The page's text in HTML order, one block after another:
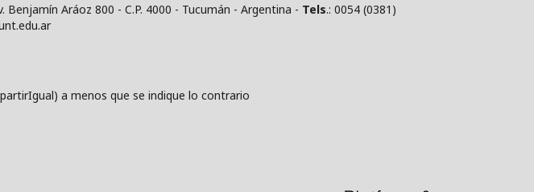
Benjamín Aráoz 800 - C.P. 4000 - Tucumán - Argentina - Tels.: 0054 (0381)
a menos que se indique lo contrario